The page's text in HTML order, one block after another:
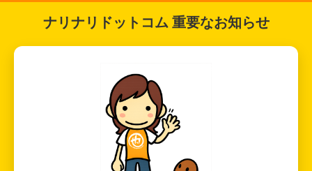
ナリナリドットコム 重要なお知らせ